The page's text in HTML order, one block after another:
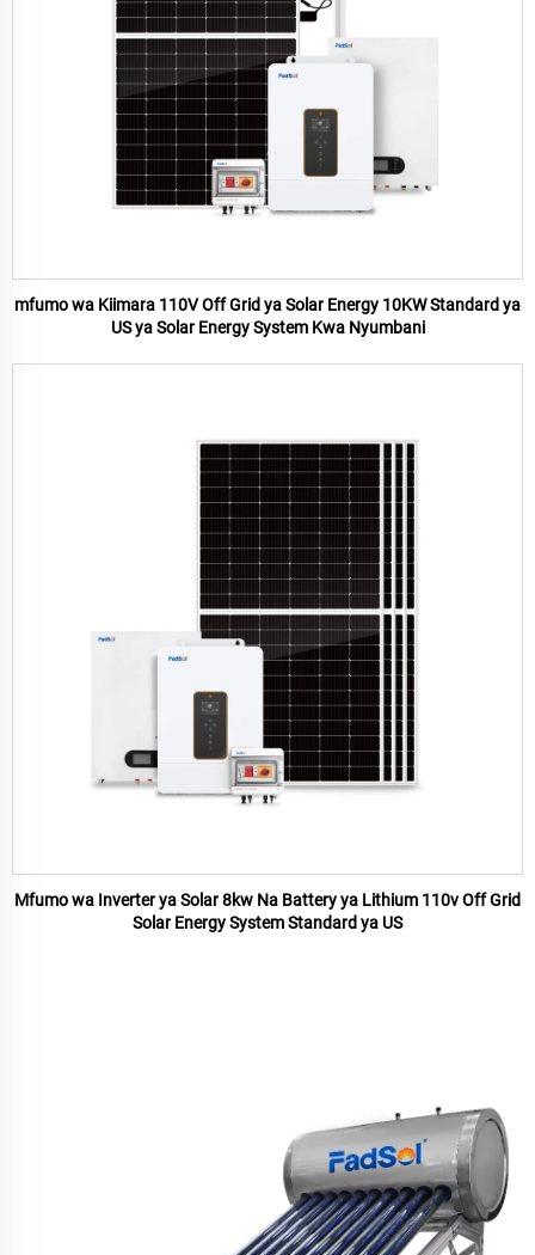
mfumo wa Kiimara 110V Off Grid ya Solar Energy 10KW Standard ya
US ya Solar Energy System Kwa Nyumbani
Mfumo wa Inverter ya Solar 8kw Na Battery ya Lithium 110v Off Grid
Solar Energy System Standard ya US